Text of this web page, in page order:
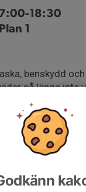
18:30
1
benskydd
så länge inte